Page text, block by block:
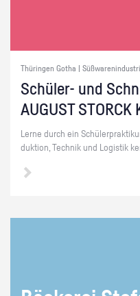
Thüringen Gotha |
Schü­ler- und
AU­GUST STORCK
Lerne durch ein
duk­ti­on, Tech­nik und Lo­gis­tik